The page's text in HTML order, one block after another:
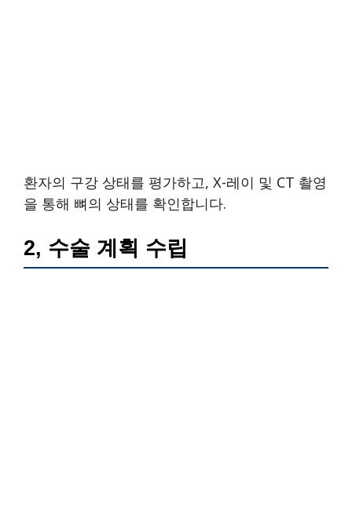
환자의 구강 상태를 평가하고, X-레이 및 CT 촬영
을 통해 뼈의 상태를 확인합니다.
2, 수술 계획 수립